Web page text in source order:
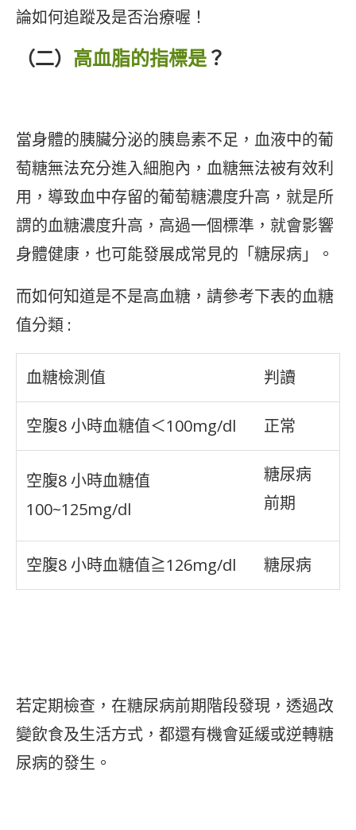
論如何追蹤及是否治療喔！
（二） 高血脂的指標是？
當身體的胰臟分泌的胰島素不足，血液中的葡
萄糖無法充分進入細胞內，血糖無法被有效利
用，導致血中存留的葡萄糖濃度升高，就是所
謂的血糖濃度升高，高過一個標準，就會影響
身體健康，也可能發展成常見的「糖尿病」。
而如何知道是不是高血糖，請參考下表的血糖
值分類 :
血糖檢測值 判讀
空腹8 小時血糖值＜100mg/dl 正常
空腹8 小時血糖值
100~125mg/dl
糖尿病
前期
空腹8 小時血糖值≧126mg/dl 糖尿病
若定期檢查，在糖尿病前期階段發現，透過改
變飲食及生活方式，都還有機會延緩或逆轉糖
尿病的發生。